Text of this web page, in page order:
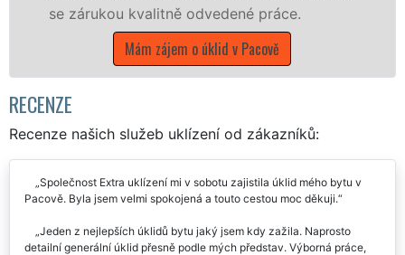
odvedené práce.
zájem o úklid v Pacově
RECENZE
Recenze našich služeb uklízení od zákazníků:
Společnost Extra uklízení mi v sobotu zajistila úklid mého bytu v
Pacově. Byla jsem velmi spokojená a touto cestou moc děkuji.
Jeden z nejlepších úklidů bytu jaký jsem kdy zažila. Naprosto
detailní generální úklid přesně podle mých představ. Výborná práce,